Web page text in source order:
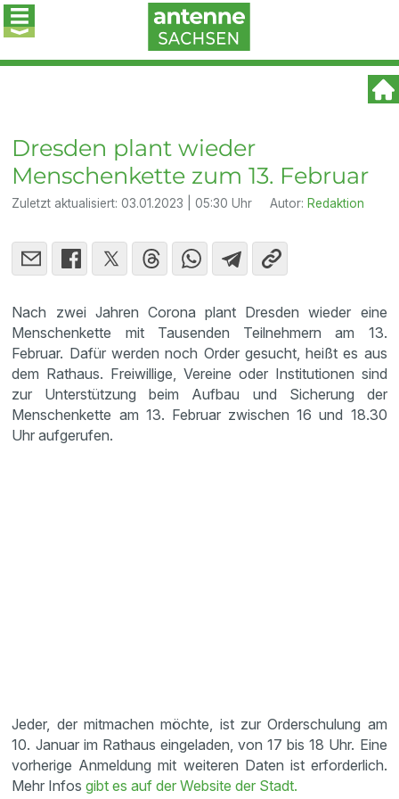
Dresden plant wieder
Menschenkette zum 13. Februar
Zuletzt aktualisiert:03.01.2023 | 05:30 Uhr Autor: Redaktion
Nach zwei Jahren Corona plant Dresden wieder eine
Menschenkette mit Tausenden Teilnehmern am 13.
Februar. Dafür werden noch Order gesucht, heißt es aus
dem Rathaus. Freiwillige, Vereine oder Institutionen sind
zur Unterstützung beim Aufbau und Sicherung der
Menschenkette am 13. Februar zwischen 16 und 18.30
Uhr aufgerufen.
Jeder, der mitmachen möchte, ist zur Orderschulung am
10. Januar im Rathaus eingeladen, von 17 bis 18 Uhr. Eine
vorherige Anmeldung mit weiteren Daten ist erforderlich.
Mehr Infosgibt es auf der Website der Stadt.